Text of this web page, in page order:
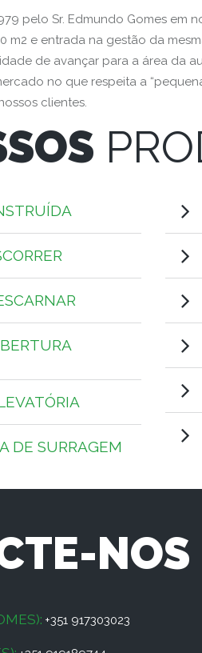
pelo Sr. Edmundo Gomes em
m2 e entrada na gestão da
de avançar para a área da
no que respeita a
clientes.
DE SURRAGEM
NOS
+351 917303023